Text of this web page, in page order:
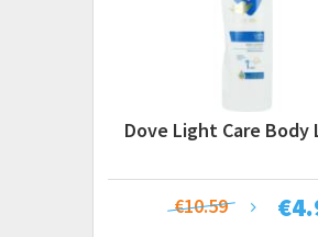
Dove Light Care Body
€
€10.59